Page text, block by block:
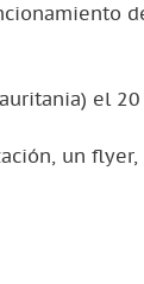
el
un